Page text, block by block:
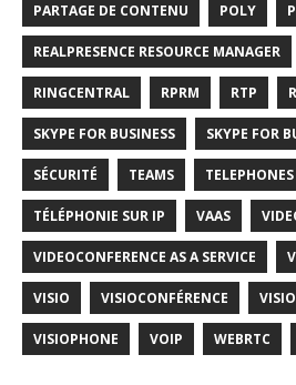
PARTAGE DE CONTENU POLY
REALPRESENCE RESOURCE MANAGER
RINGCENTRAL RPRM RTP
SKYPE FOR BUSINESS SKYPE FOR
SÉCURITÉ TEAMS
TÉLÉPHONIE SUR IP VAAS
VIDEOCONFERENCE AS A SERVICE
VISIO VISIOCONFÉRENCE
VISIOPHONE VOIP WEBRTC